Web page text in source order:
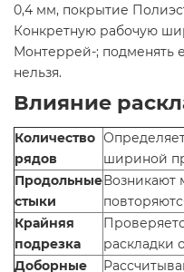
0,4 мм, покрытие
Конкретную рабочую
Монтеррей-; подменять
нельзя.
Влияние
Количество
рядов
шириной
Продольные
стыки
Возникают
Крайняя
подрезка
раскладки
Доборные